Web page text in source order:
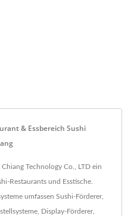
& Essbereich Sushi
Technology Co., LTD ein
Restaurants und Esstische.
umfassen Sushi-Förderer,
Display-Förderer,